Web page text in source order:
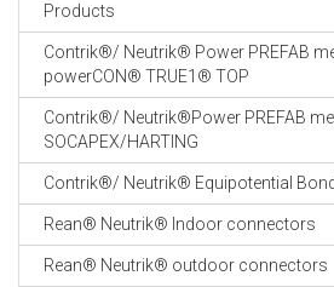
Products
Contrik®/ Neutrik® Power PREFAB
powerCON® TRUE1® TOP
Contrik®/ Neutrik®Power PREFAB
SOCAPEX/HARTING
Contrik®/ Neutrik® Equipotential
Rean® Neutrik® Indoor connectors
Rean® Neutrik® outdoor connectors